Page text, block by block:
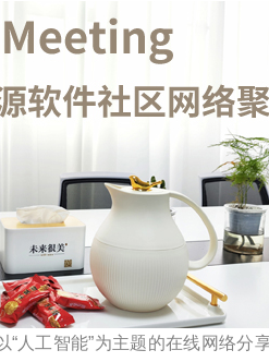
工智能”为主题的在线网络分